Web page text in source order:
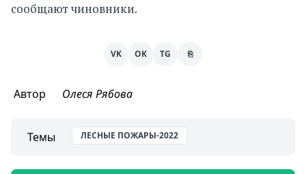
сообщают чиновники.
VK OK TG ⎘
Автор Олеся Рябова
Темы ЛЕСНЫЕ ПОЖАРЫ-2022